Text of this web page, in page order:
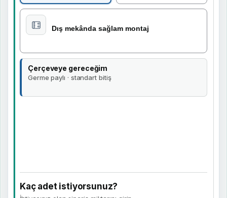
Dış mekânda sağlam montaj
Çerçeveye gereceğim
Germe paylı · standart bitiş
Kaç adet istiyorsunuz?